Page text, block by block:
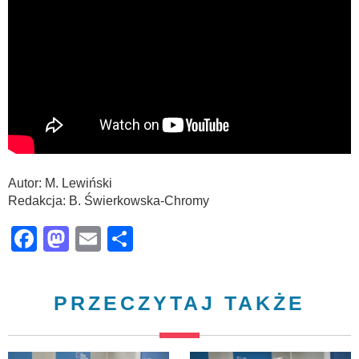
Autor: M. Lewiński
Redakcja: B. Świerkowska-Chromy
Facebook
Mastodon
Email
PRZECZYTAJ TAKŻE